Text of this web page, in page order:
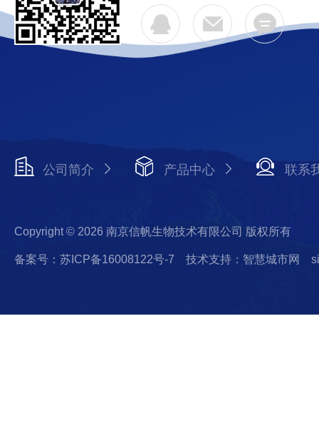
公司简介 产品中心 联系
Copyright © 2026 南京信帆生物技术有限公司 版权所有
备案号：苏ICP备16008122号-7 技术支持：智慧城市网